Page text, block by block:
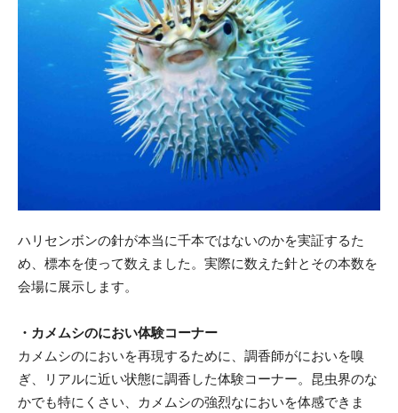
ハリセンボンの針が本当に千本ではないのかを実証するた
め、標本を使って数えました。実際に数えた針とその本数を
会場に展示します。
・カメムシのにおい体験コーナー
カメムシのにおいを再現するために、調香師がにおいを嗅
ぎ、リアルに近い状態に調香した体験コーナー。昆虫界のな
かでも特にくさい、カメムシの強烈なにおいを体感できま